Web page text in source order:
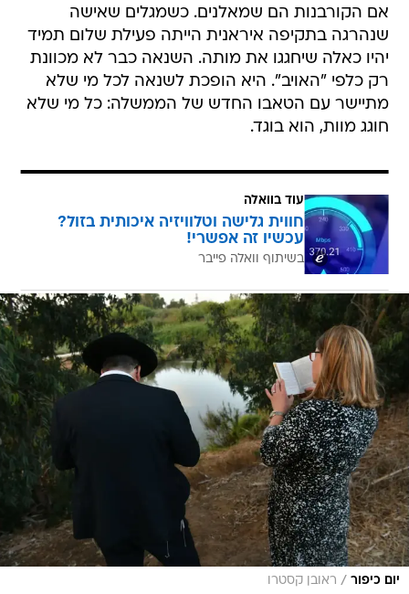
אם הקורבנות הם שמאלנים. כשמגלים שאישה
שנהרגה בתקיפה איראנית הייתה פעילת שלום תמיד
יהיו כאלה שיחגגו את מותה. השנאה כבר לא מכוונת
רק כלפי "האויב". היא הופכת לשנאה לכל מי שלא
מתיישר עם הטאבו החדש של הממשלה: כל מי שלא
חוגג מוות, הוא בוגד.
עוד בוואלה
חווית גלישה וטלוויזיה איכותית בזול?
עכשיו זה אפשרי!
בשיתוף וואלה פייבר
יום כיפור / ראובן קסטרו